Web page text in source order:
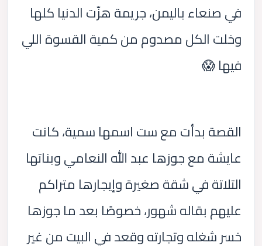
في صنعاء باليمن، جريمة هزّت الدنيا كلها
وخلت الكل مصدوم من كمية القسوة اللي
فيها 😱
القصة بدأت مع ست اسمها سمية، كانت
عايشة مع جوزها عبد الله النعامي وبناتها
التلاتة في شقة صغيرة وإيجارها متراكم
عليهم بقاله شهور، خصوصًا بعد ما جوزها
خسر شغله وتجارته وقعد في البيت من غير